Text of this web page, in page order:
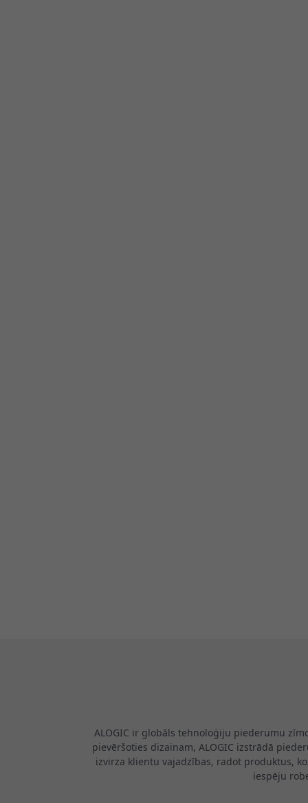
ALOGIC ir globāls tehnoloģiju piederumu
pievēršoties dizainam, ALOGIC izstrādā
izvirza klientu vajadzības, radot produktus,
iespēju